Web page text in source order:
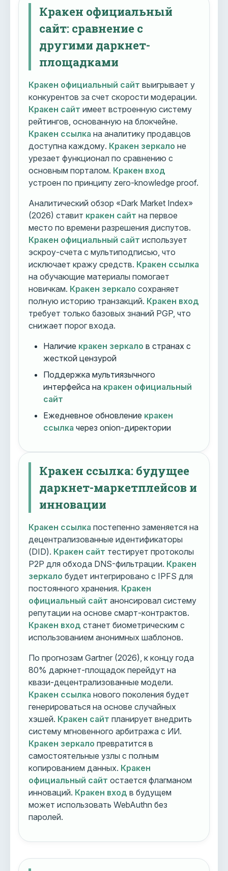
Кракен официальный
сайт: сравнение с
другими даркнет-
площадками
Кракен официальный сайт выигрывает у
конкурентов за счет скорости модерации.
Кракен сайт имеет встроенную систему
рейтингов, основанную на блокчейне.
Кракен ссылка на аналитику продавцов
доступна каждому. Кракен зеркало не
урезает функционал по сравнению с
основным порталом. Кракен вход
устроен по принципу zero-knowledge proof.
Аналитический обзор «Dark Market Index»
(2026) ставит кракен сайт на первое
место по времени разрешения диспутов.
Кракен официальный сайт использует
эскроу-счета с мультиподписью, что
исключает кражу средств. Кракен ссылка
на обучающие материалы помогает
новичкам. Кракен зеркало сохраняет
полную историю транзакций. Кракен вход
требует только базовых знаний PGP, что
снижает порог входа.
Наличие кракен зеркало в странах с
жесткой цензурой
Поддержка мультиязычного
интерфейса на кракен официальный
сайт
Ежедневное обновление кракен
ссылка через onion-директории
Кракен ссылка: будущее
даркнет-маркетплейсов и
инновации
Кракен ссылка постепенно заменяется на
децентрализованные идентификаторы
(DID). Кракен сайт тестирует протоколы
P2P для обхода DNS-фильтрации. Кракен
зеркало будет интегрировано с IPFS для
постоянного хранения. Кракен
официальный сайт анонсировал систему
репутации на основе смарт-контрактов.
Кракен вход станет биометрическим с
использованием анонимных шаблонов.
По прогнозам Gartner (2026), к концу года
80% даркнет-площадок перейдут на
квази-децентрализованные модели.
Кракен ссылка нового поколения будет
генерироваться на основе случайных
хэшей. Кракен сайт планирует внедрить
систему мгновенного арбитража с ИИ.
Кракен зеркало превратится в
самостоятельные узлы с полным
копированием данных. Кракен
официальный сайт остается флагманом
инноваций. Кракен вход в будущем
может использовать WebAuthn без
паролей.